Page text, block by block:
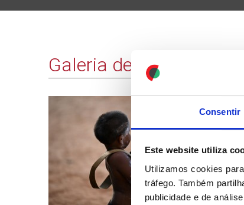
Consentir
Este website utiliza
Utilizamos cookies
tráfego. Também
publicidade e de
Galeria de Imagens
16 IMAGENS